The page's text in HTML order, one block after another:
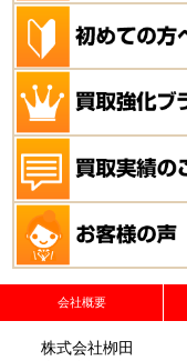
会社概要
株式会社栁田